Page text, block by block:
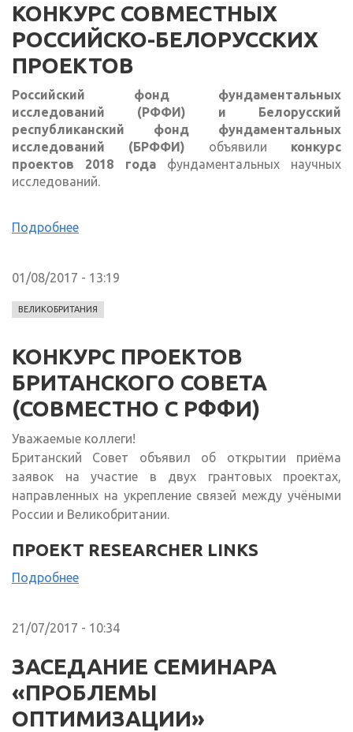
КОНКУРС СОВМЕСТНЫХ
РОССИЙСКО-БЕЛОРУССКИХ
ПРОЕКТОВ
Российский фонд фундаментальных
исследований (РФФИ) и Белорусский
республиканский фонд фундаментальных
исследований (БРФФИ) объявили конкурс
проектов 2018 года фундаментальных научных
исследований.
Подробнее
01/08/2017 - 13:19
ВЕЛИКОБРИТАНИЯ
КОНКУРС ПРОЕКТОВ
БРИТАНСКОГО СОВЕТА
(СОВМЕСТНО С РФФИ)
Уважаемые коллеги!
Британский Совет объявил об открытии приёма
заявок на участие в двух грантовых проектах,
направленных на укрепление связей между учёными
России и Великобритании.
ПРОЕКТ RESEARCHER LINKS
Подробнее
21/07/2017 - 10:34
ЗАСЕДАНИЕ СЕМИНАРА
«ПРОБЛЕМЫ
ОПТИМИЗАЦИИ»